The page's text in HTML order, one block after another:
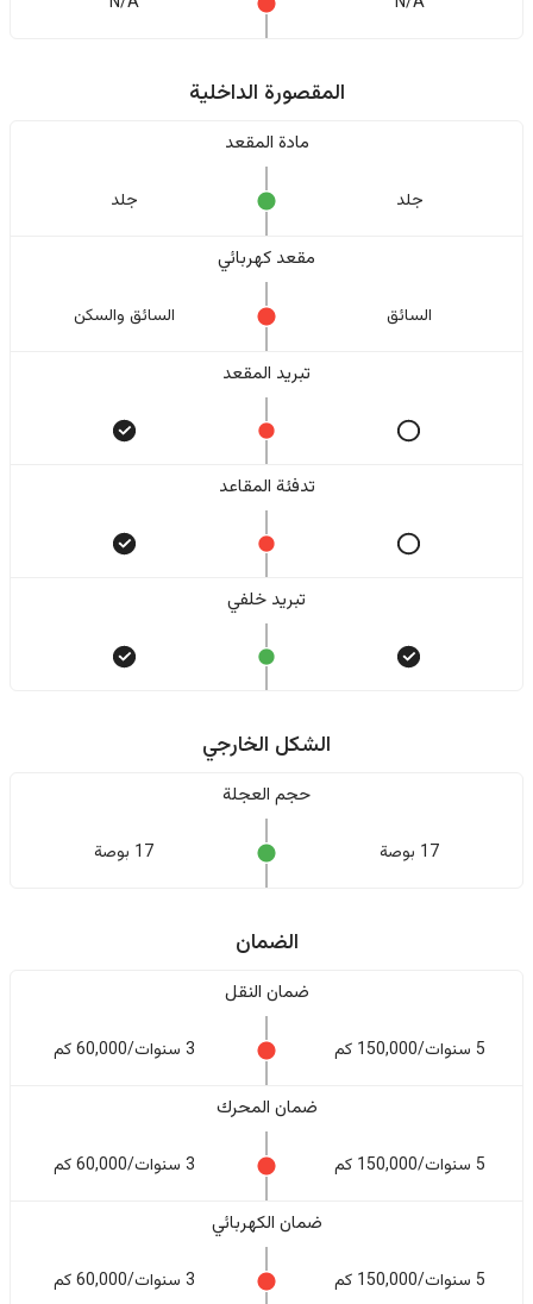
المقصورة الداخلية
مادة المقعد
جلد جلد
مقعد كهربائي
السائق السائق والسکن
تبريد المقعد
تدفئة المقاعد
تبريد خلفي
الشكل الخارجي
حجم العجلة
17 بوصة 17 بوصة
الضمان
ضمان النقل
5 سنوات/150,000 كم 3 سنوات/60,000 كم
ضمان المحرك
5 سنوات/150,000 كم 3 سنوات/60,000 كم
ضمان الكهربائي
5 سنوات/150,000 كم 3 سنوات/60,000 كم